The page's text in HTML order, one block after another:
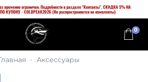
временно ограничен. Подробности в разделе "Контакты". СКИДКА 5% НА
- COLDPEAK2026 (Не распространяется на комплекты)
0
Аксессуары